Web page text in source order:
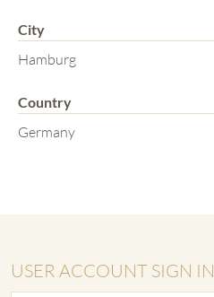
City
Hamburg
Country
Germany
USER ACCOUNT SIGN IN